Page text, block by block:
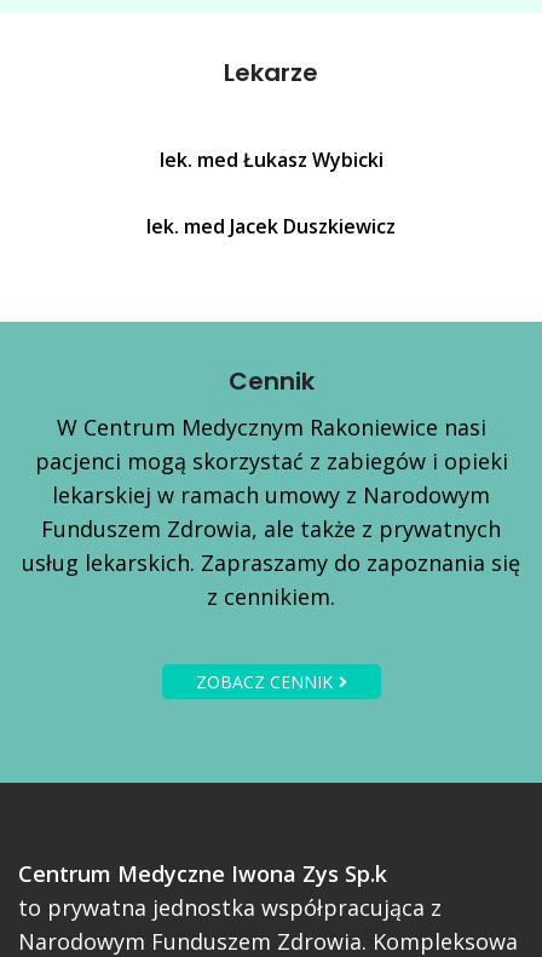
Lekarze
lek. med Łukasz Wybicki
lek. med Jacek Duszkiewicz
Cennik
W Centrum Medycznym Rakoniewice nasi
pacjenci mogą skorzystać z zabiegów i opieki
lekarskiej w ramach umowy z Narodowym
Funduszem Zdrowia, ale także z prywatnych
usług lekarskich. Zapraszamy do zapoznania się
z cennikiem.
ZOBACZ CENNIK
Centrum Medyczne Iwona Zys Sp.k
to prywatna jednostka współpracująca z
Narodowym Funduszem Zdrowia. Kompleksowa